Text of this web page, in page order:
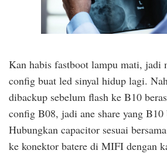
Kan habis fastboot lampu mati, jadi
config buat led sinyal hidup lagi.
dibackup sebelum flash ke B10
config B08, jadi ane share yang
Hubungkan capacitor sesuai
ke konektor batere di MIFI dengan